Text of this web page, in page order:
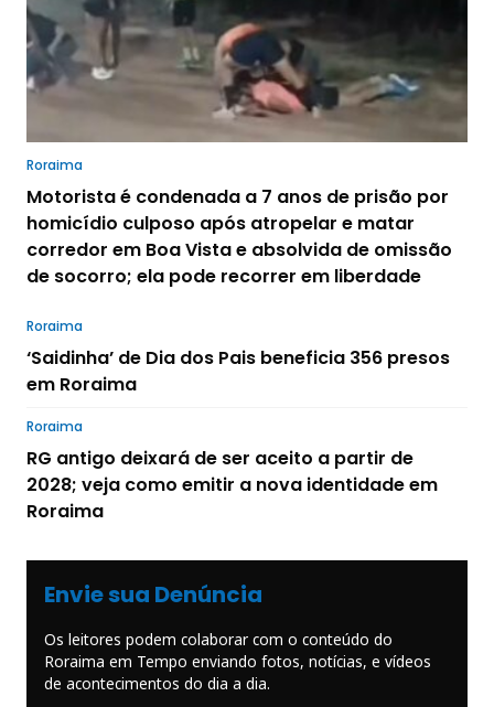
Roraima
Motorista é condenada a 7 anos de prisão por
homicídio culposo após atropelar e matar
corredor em Boa Vista e absolvida de omissão
de socorro; ela pode recorrer em liberdade
Roraima
‘Saidinha’ de Dia dos Pais beneficia 356 presos
em Roraima
Roraima
RG antigo deixará de ser aceito a partir de
2028; veja como emitir a nova identidade em
Roraima
Envie sua Denúncia
Os leitores podem colaborar com o conteúdo do
Roraima em Tempo enviando fotos, notícias, e vídeos
de acontecimentos do dia a dia.